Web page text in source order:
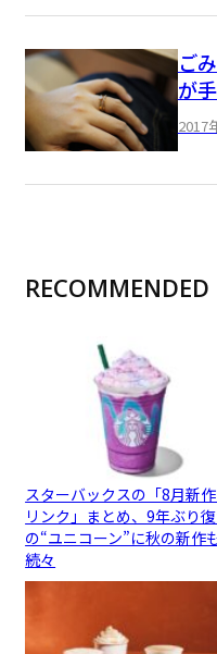
ご
が
2017
RECOMMENDED
スターバックスの「8月新
リンク」まとめ、9年ぶり
の“ユニコーン”に秋の新作
続々